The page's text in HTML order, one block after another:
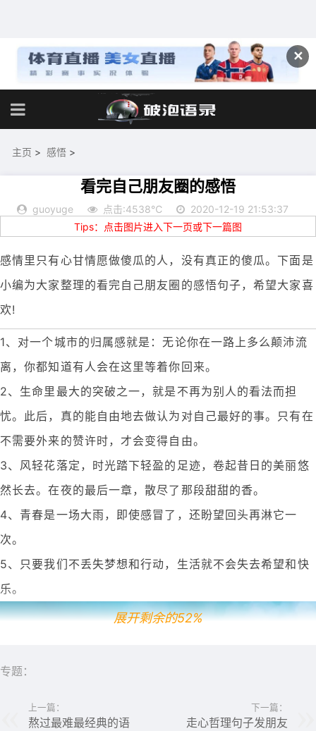
✕
主页 > 感悟 >
看完自己朋友圈的感悟
guoyuge 点击:4538℃
2020-12-19 21:53:37
Tips：点击图片进入下一页或下一篇图
感情里只有心甘情愿做傻瓜的人，没有真正的傻瓜。下面是
小编为大家整理的看完自己朋友圈的感悟句子，希望大家喜
欢!
1、对一个城市的归属感就是：无论你在一路上多么颠沛流
离，你都知道有人会在这里等着你回来。
2、生命里最大的突破之一，就是不再为别人的看法而担
忧。此后，真的能自由地去做认为对自己最好的事。只有在
不需要外来的赞许时，才会变得自由。
3、风轻花落定，时光踏下轻盈的足迹，卷起昔日的美丽悠
然长去。在夜的最后一章，散尽了那段甜甜的香。
4、青春是一场大雨，即使感冒了，还盼望回头再淋它一
次。
5、只要我们不丢失梦想和行动，生活就不会失去希望和快
乐。
展开剩余的52%
专题：
上一篇：
熬过最难最经典的语
下一篇：
走心哲理句子发朋友